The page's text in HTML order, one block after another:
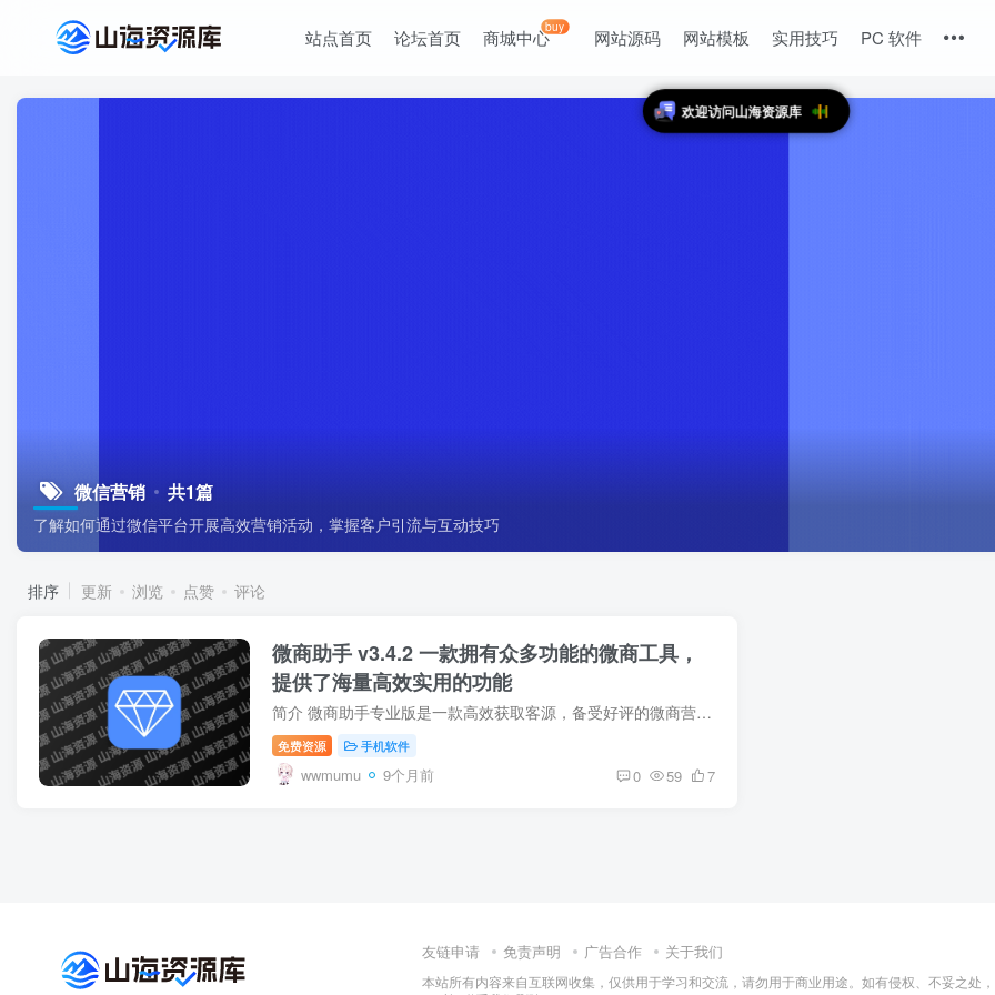
站点首页 论坛首页 商城中心buy 网站源码 网站模板 实用技巧 PC 软件
微信营销 共1篇
了解如何通过微信平台开展高效营销活动，掌握客户引流与互动技巧
排序 更新 浏览 点赞 评论
微商助手 v3.4.2 一款拥有众多功能的微商工具，
提供了海量高效实用的功能
简介 微商助手专业版是一款高效获取客源，备受好评的微商营销工具，帮助用户更方便、快速地使用微信的功能，为阅读内容、触屏操作、声音控制等方面有困难的人群提供全面帮助。 专业为微商用户打...
免费资源 手机软件
wwmumu 9个月前 0 59 7
友链申请 免责声明 广告合作 关于我们
本站所有内容来自互联网收集，仅供用于学习和交流，请勿用于商业用途。如有侵权、不妥之处